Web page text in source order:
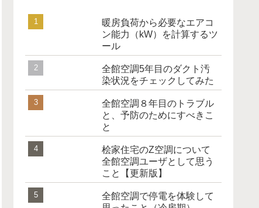
暖房負荷から必要なエアコ
ン能力（kW）を計算するツ
ール
全館空調5年目のダクト汚
染状況をチェックしてみた
全館空調８年目のトラブル
と、予防のためにすべきこ
と
桧家住宅のZ空調について
全館空調ユーザとして思う
こと【更新版】
全館空調で停電を体験して